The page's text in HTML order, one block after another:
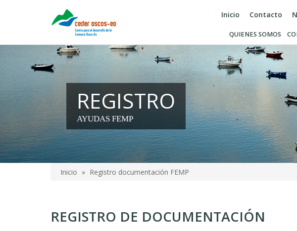
Inicio Contacto
QUIENES SOMOS
REGISTRO
AYUDAS FEMP
de
Inicio Registro documentación FEMP
REGISTRO DE DOCUMENTACIÓN